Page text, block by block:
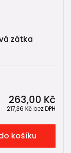
zátka
263,00 Kč
217,36 Kčbez DPH
košíku